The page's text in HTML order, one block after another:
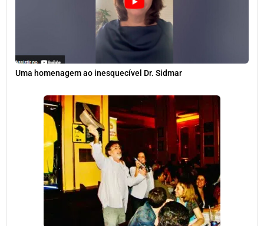
Uma homenagem ao inesquecível Dr. Sidmar